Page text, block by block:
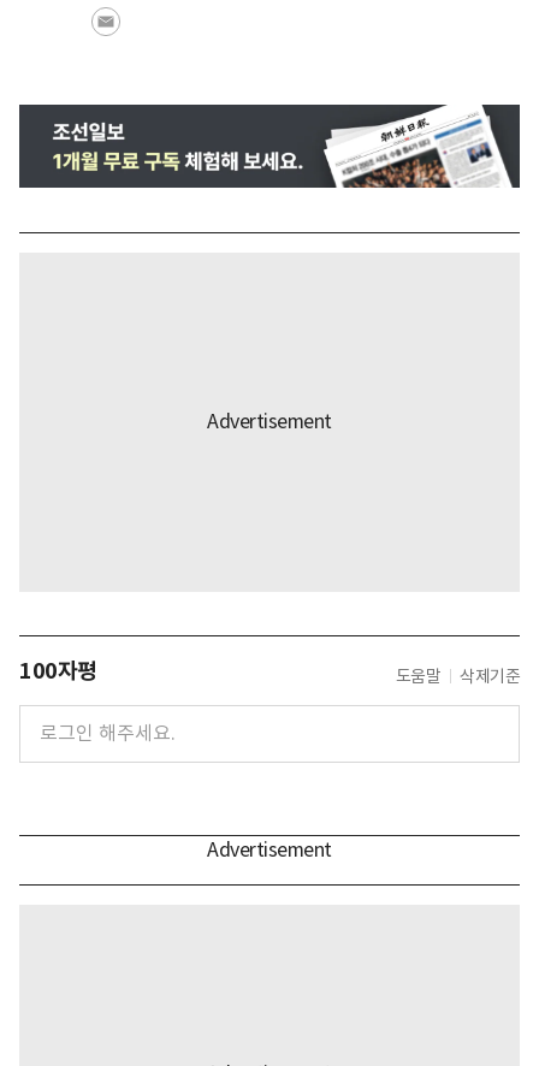
100자평 도움말 삭제기준